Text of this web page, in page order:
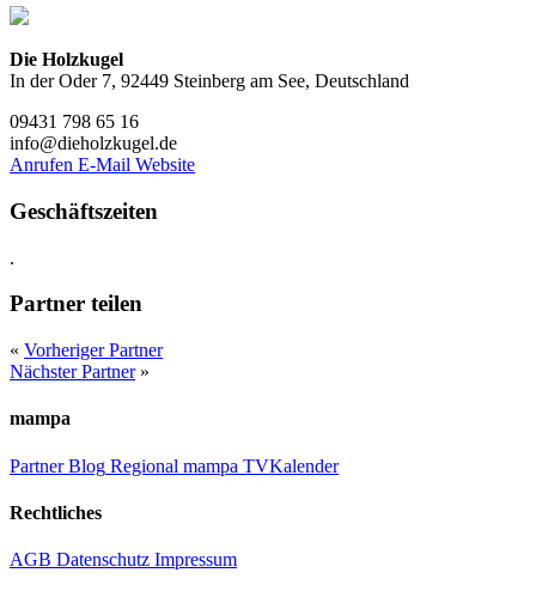
Die Holzkugel
In der Oder 7, 92449 Steinberg am See, Deutschland
09431 798 65 16
info@dieholzkugel.de
Anrufen E-Mail Website
Geschäftszeiten
.
Partner teilen
« Vorheriger Partner
Nächster Partner»
mampa
PartnerBlog Regional mampa TVKalender
Rechtliches
AGB Datenschutz Impressum